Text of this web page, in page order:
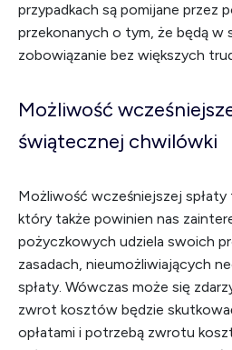
przypadkach są pomijane przez
przekonanych o tym, że będą w
zobowiązanie bez większych
Możliwość
świątecznej chwilówki
Możliwość wcześniejszej
który także powinien nas
pożyczkowych udziela swoich
zasadach, nieumożliwiających
spłaty. Wówczas może się
zwrot kosztów będzie
opłatami i potrzebą zwrotu